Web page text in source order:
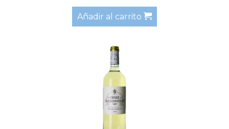
Añadir al carrito